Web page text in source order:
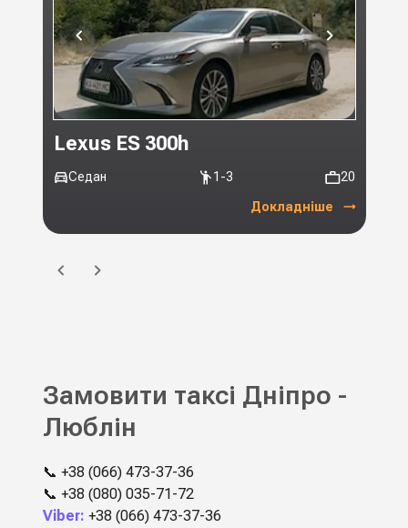
Lexus ES 300h
Седан 1-3 20
Докладніше
Замовити таксі Дніпро -
Люблін
📞 +38 (066) 473-37-36
📞 +38 (080) 035-71-72
Viber: +38 (066) 473-37-36